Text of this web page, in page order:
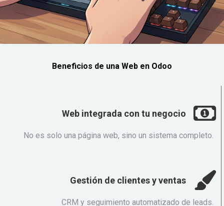
Beneficios de una Web en Odoo
Web integrada con tu negocio
No es solo una página web, sino un sistema completo.
Gestión de clientes y ventas
CRM y seguimiento automatizado de leads.